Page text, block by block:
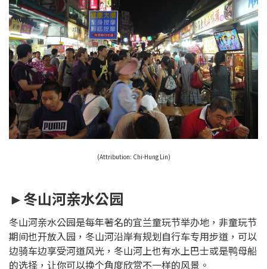
(Attribution: Chi-Hung Lin)
►冬山河亲水公园
冬山河亲水公园是每年著名的宜兰童玩节举办地，非童玩节
期间也开放入园，冬山河沿岸有规划自行车专用步道，可以
边骑车边享受河道风光，冬山河上也有水上巴士或是鸭母船
的选择，让你可以换个角度欣赏不一样的风景。